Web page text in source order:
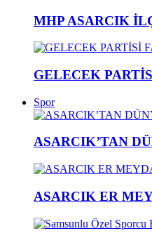
MHP ASARCIK
GELECEK
Spor
ASARCIK’TAN
ASARCIK ER